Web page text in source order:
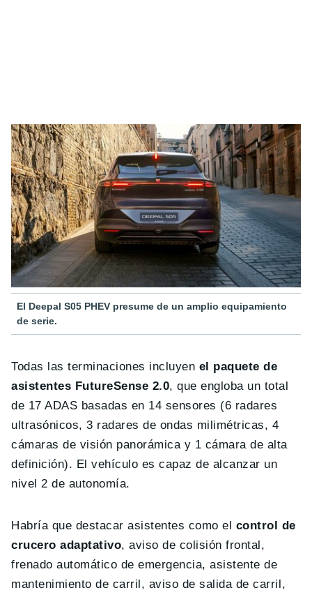
El Deepal S05 PHEV presume de un amplio equipamiento
de serie.
Todas las terminaciones incluyen el paquete de
asistentes FutureSense 2.0, que engloba un total
de 17 ADAS basadas en 14 sensores (6 radares
ultrasónicos, 3 radares de ondas milimétricas, 4
cámaras de visión panorámica y 1 cámara de alta
definición). El vehículo es capaz de alcanzar un
nivel 2 de autonomía.
Habría que destacar asistentes como el control de
crucero adaptativo, aviso de colisión frontal,
frenado automático de emergencia, asistente de
mantenimiento de carril, aviso de salida de carril,